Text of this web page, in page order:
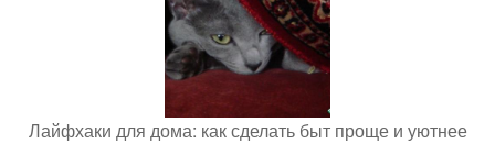
Лайфхаки для дома: как сделать быт проще и уютнее